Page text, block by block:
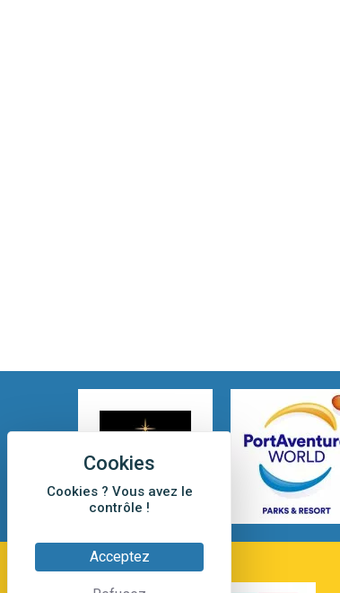
Cookies ? Vous avez le
contrôle !
Acceptez